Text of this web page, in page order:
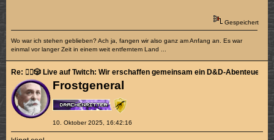
Gespeichert
Wo war ich stehen geblieben? Ach ja, fangen wir also ganz am Anfang an. Es war
einmal vor langer Zeit in einem weit entferntem Land ...
Frostgeneral
10. Oktober 2025, 16:42:16
Re: 🧙‍♂️🎲 Live auf Twitch: Wir erschaffen gemeinsam ein D&D-Abenteuer!